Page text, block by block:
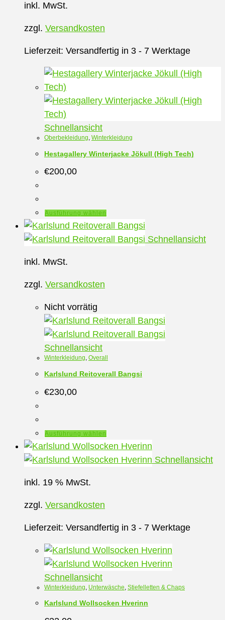
können
der
gewählt
inkl. MwSt.
zzgl. Versandkosten
Lieferzeit: Versandfertig in 3 - 7 Werktage
Schnellansicht
Oberbekleidung, Winterkleidung
Hestagallery Winterjacke Jökull (High Tech)
€200,00
Ausführung wählen
Produkt
weist
können
auf
Produktseite
gewählt
Schnellansicht
inkl. MwSt.
zzgl. Versandkosten
Nicht vorrätig
Schnellansicht
Winterkleidung, Overall
Karlslund Reitoverall Bangsi
€230,00
Ausführung wählen
Produkt
weist
Optionen
auf
der
werden
Schnellansicht
inkl. 19 % MwSt.
zzgl. Versandkosten
Lieferzeit: Versandfertig in 3 - 7 Werktage
Schnellansicht
Winterkleidung Unterwäsche Stiefelletten & Chaps
Karlslund Wollsocken Hverinn